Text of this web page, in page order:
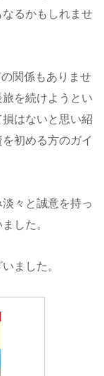
るかもしれませ
関係もありませ
を続けようとい
はないと思い紹
初める方のガイ
々と誠意を持っ
した。
ました。